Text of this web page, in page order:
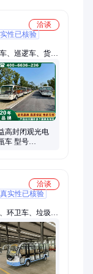
洽谈
性已核验
、巡逻车、货运
车环卫、观光小
移动警务室、电
高封闭观光电
车 型号
洽谈
真实性已核验
环卫车、垃圾桶
洗车、电动挂桶
垃圾车、观光
八桶清运车、液
车、扫地机、洗